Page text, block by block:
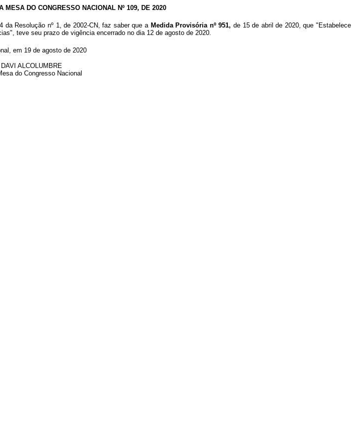
MESA DO CONGRESSO NACIONAL Nº 109, DE 2020
da Resolução nº 1, de 2002-CN, faz saber que a Medida Provisória nº 951, de 15 de abril de 2020, que "Estabelece
teve seu prazo de vigência encerrado no dia 12 de agosto de 2020.
em 19 de agosto de 2020
ALCOLUMBRE
do Congresso Nacional